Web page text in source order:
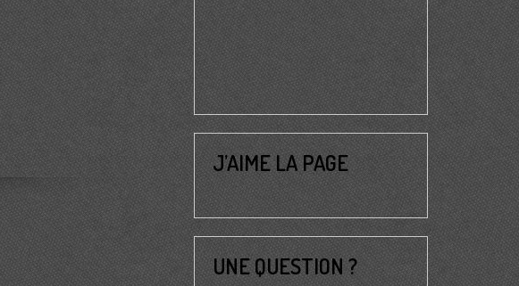
J’AIME LA PAGE
UNE QUESTION ?